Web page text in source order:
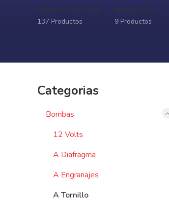
PISCINAS / FILTROS
137 Productos
REPUESTOS
9 Productos
Categorias
Bombas
12 Volts
A Diafragma
A Engranajes
A Tornillo